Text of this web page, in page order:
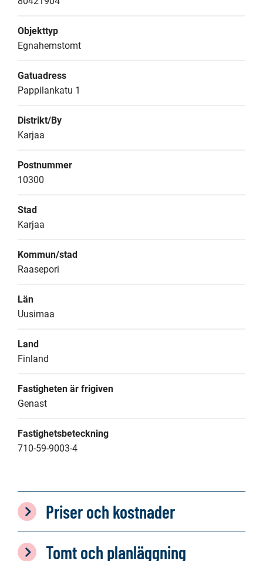
Objekttyp
Egnahemstomt
Gatuadress
Pappilankatu 1
Distrikt/By
Karjaa
Postnummer
10300
Stad
Karjaa
Kommun/stad
Raasepori
Län
Uusimaa
Land
Finland
Fastigheten är frigiven
Genast
Fastighetsbeteckning
710-59-9003-4
Priser och kostnader
Tomt och planläggning